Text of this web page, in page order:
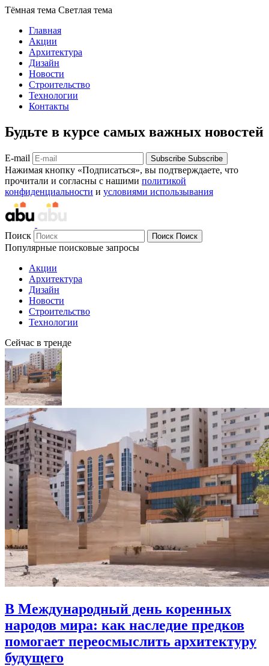
Тёмная тема Светлая тема
Главная
Акции
Архитектура
Дизайн
Новости
Строительство
Технологии
Контакты
Будьте в курсе самых важных новостей
E-mail Subscribe Subscribe
Нажимая кнопку «Подписаться», вы подтверждаете, что
прочитали и согласны с нашими политикой
конфиденциальности и условиями использывания
Поиск Поиск Поиск
Популярные поисковые запросы
Акции
Архитектура
Дизайн
Новости
Строительство
Технологии
Сейчас в тренде
В Международный день коренных
народов мира: как наследие предков
помогает переосмыслить архитектуру
будущего